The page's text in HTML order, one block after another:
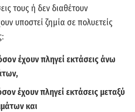
τους ή δεν διαθέτουν
υποστεί ζημία σε πολυετείς
έχουν πληγεί εκτάσεις άνω
έχουν πληγεί εκτάσεις μεταξύ
και